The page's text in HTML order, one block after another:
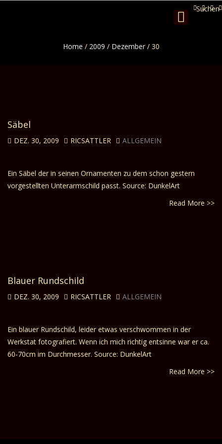
Suchen
Toggle
navigation
Home / 2009 / Dezember / 30
Säbel
DEZ. 30, 2009 RICSATTLER ALLGEMEIN
Ein Säbel der in seinen Ornamenten zu dem schon gestern
vorgestellten Unterarmschild passt. Source: DunkelArt
Read More >>
Blauer Rundschild
DEZ. 30, 2009 RICSATTLER ALLGEMEIN
Ein blauer Rundschild, leider etwas verschwommen in der
Werkstat fotografiert. Wenn ich mich richtig entsinne war er ca.
60-70cm im Durchmesser. Source: DunkelArt
Read More >>